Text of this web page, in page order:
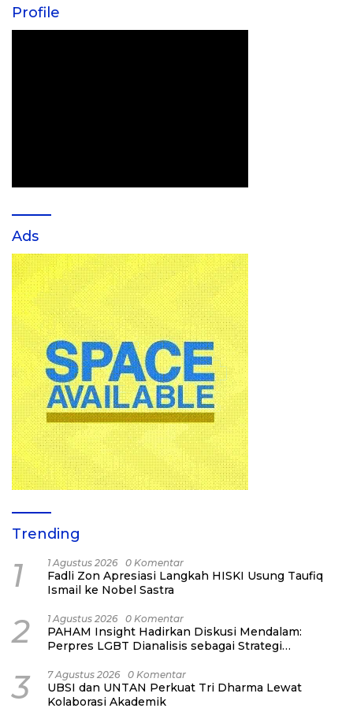
Profile
Ads
Trending
1 1 Agustus 2026 0 Komentar
Fadli Zon Apresiasi Langkah HISKI Usung Taufiq
Ismail ke Nobel Sastra
2 1 Agustus 2026 0 Komentar
PAHAM Insight Hadirkan Diskusi Mendalam:
Perpres LGBT Dianalisis sebagai Strategi
3 7 Agustus 2026 0 Komentar
UBSI dan UNTAN Perkuat Tri Dharma Lewat
Kolaborasi Akademik